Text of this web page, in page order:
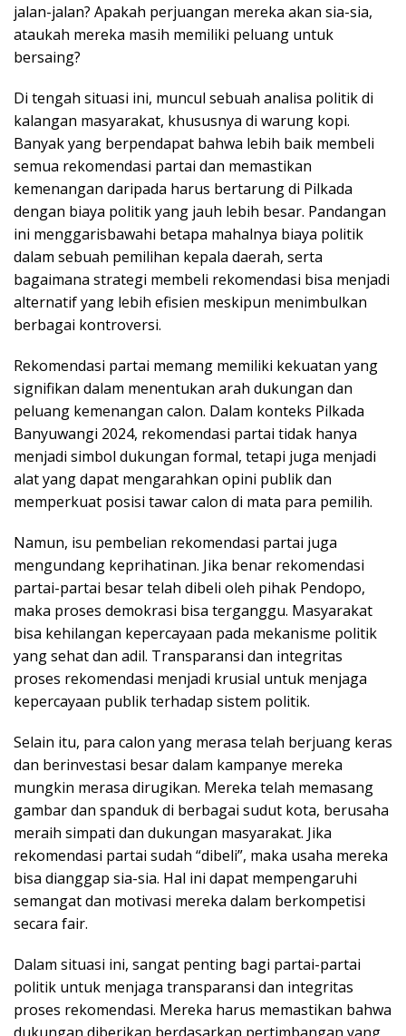
jalan-jalan? Apakah perjuangan mereka akan sia-sia,
ataukah mereka masih memiliki peluang untuk
bersaing?
Di tengah situasi ini, muncul sebuah analisa politik di
kalangan masyarakat, khususnya di warung kopi.
Banyak yang berpendapat bahwa lebih baik membeli
semua rekomendasi partai dan memastikan
kemenangan daripada harus bertarung di Pilkada
dengan biaya politik yang jauh lebih besar. Pandangan
ini menggarisbawahi betapa mahalnya biaya politik
dalam sebuah pemilihan kepala daerah, serta
bagaimana strategi membeli rekomendasi bisa menjadi
alternatif yang lebih efisien meskipun menimbulkan
berbagai kontroversi.
Rekomendasi partai memang memiliki kekuatan yang
signifikan dalam menentukan arah dukungan dan
peluang kemenangan calon. Dalam konteks Pilkada
Banyuwangi 2024, rekomendasi partai tidak hanya
menjadi simbol dukungan formal, tetapi juga menjadi
alat yang dapat mengarahkan opini publik dan
memperkuat posisi tawar calon di mata para pemilih.
Namun, isu pembelian rekomendasi partai juga
mengundang keprihatinan. Jika benar rekomendasi
partai-partai besar telah dibeli oleh pihak Pendopo,
maka proses demokrasi bisa terganggu. Masyarakat
bisa kehilangan kepercayaan pada mekanisme politik
yang sehat dan adil. Transparansi dan integritas
proses rekomendasi menjadi krusial untuk menjaga
kepercayaan publik terhadap sistem politik.
Selain itu, para calon yang merasa telah berjuang keras
dan berinvestasi besar dalam kampanye mereka
mungkin merasa dirugikan. Mereka telah memasang
gambar dan spanduk di berbagai sudut kota, berusaha
meraih simpati dan dukungan masyarakat. Jika
rekomendasi partai sudah “dibeli”, maka usaha mereka
bisa dianggap sia-sia. Hal ini dapat mempengaruhi
semangat dan motivasi mereka dalam berkompetisi
secara fair.
Dalam situasi ini, sangat penting bagi partai-partai
politik untuk menjaga transparansi dan integritas
proses rekomendasi. Mereka harus memastikan bahwa